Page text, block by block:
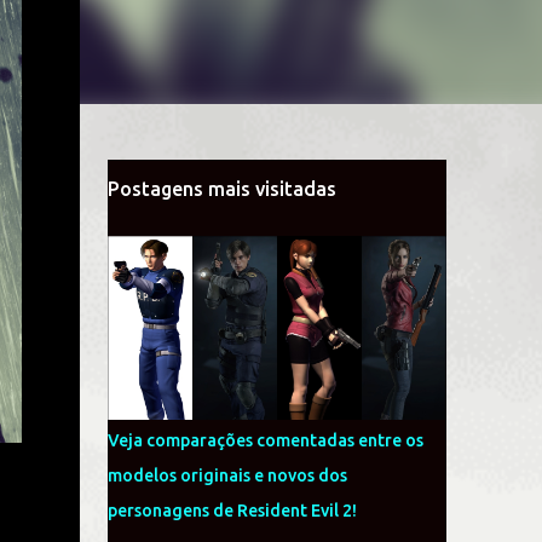
Postagens mais visitadas
Veja comparações comentadas entre os
modelos originais e novos dos
personagens de Resident Evil 2!